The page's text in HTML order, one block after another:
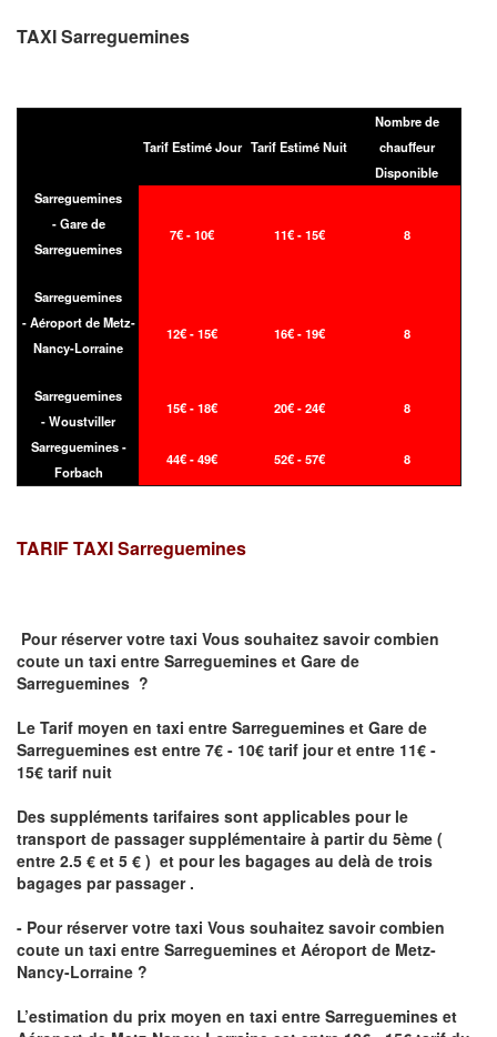
TAXI Sarreguemines
Tarif Estimé Jour Tarif Estimé Nuit
Nombre de
chauffeur
Disponible
Sarreguemines
- Gare de
Sarreguemines
7€ - 10€ 11€ - 15€ 8
Sarreguemines
- Aéroport de Metz-
Nancy-Lorraine
12€ - 15€ 16€ - 19€ 8
Sarreguemines
- Woustviller
15€ - 18€ 20€ - 24€ 8
Sarreguemines -
Forbach
44€ - 49€ 52€ - 57€ 8
TARIF TAXISarreguemines
Pour réserver votre taxi Vous souhaitez savoircombien
coute un taxi entre Sarreguemines et Gare de
Sarreguemines ?
Le Tarif moyen en taxi entre Sarreguemines et Gare de
Sarreguemines est entre 7€ - 10€ tarif jour et entre 11€ -
15€ tarif nuit
Des suppléments tarifaires sont applicables pour le
transport de passager supplémentaire à partir du 5ème (
entre 2.5 € et 5 € ) et pour les bagages au delà de trois
bagages par passager .
- Pour réserver votre taxi Vous souhaitez savoircombien
coute un taxi entre Sarreguemines et Aéroport de Metz-
Nancy-Lorraine ?
L’estimation du prix moyen en taxi entre Sarreguemines et